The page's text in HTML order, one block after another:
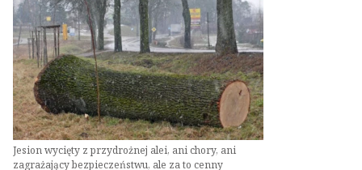
Jesion wycięty z przydrożnej alei, ani chory, ani
zagrażający bezpieczeństwu, ale za to cenny